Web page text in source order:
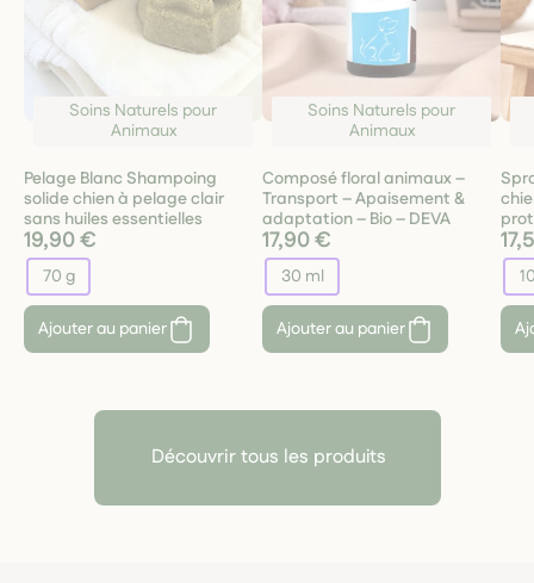
Soins Naturels pour
Animaux
Pelage Blanc Shampoing
solide chien à pelage clair
sans huiles essentielles
19,90 €
70 g
Ajouter au panier
Soins Naturels pour
Animaux
Composé floral animaux –
Transport – Apaisement &
adaptation – Bio – DEVA
17,90 €
30 ml
Ajouter au panier
Découvrir tous les produits